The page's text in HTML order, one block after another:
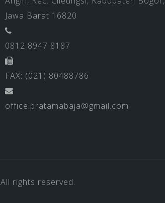
Jawa Barat 16820
0812 8947 8187
FAX: (021) 80488786
office.pratamabaja@gmail.com
All rights reserved.